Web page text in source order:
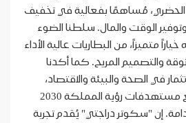
الحضري، مُساهمًا بفعالية في تخفيف
وتوفير الوقت والمال. سلطنا الضوء
متميزاً، من البطاريات عالية الأداء
والتصميم المريح. كما أكدنا
في الصحة والبيئة والاقتصاد،
وكيف يتوافق تماماً مع مستهدفات رؤية المملكة 2030
إن "سكوتر دراجتي" يُقدم تجربة